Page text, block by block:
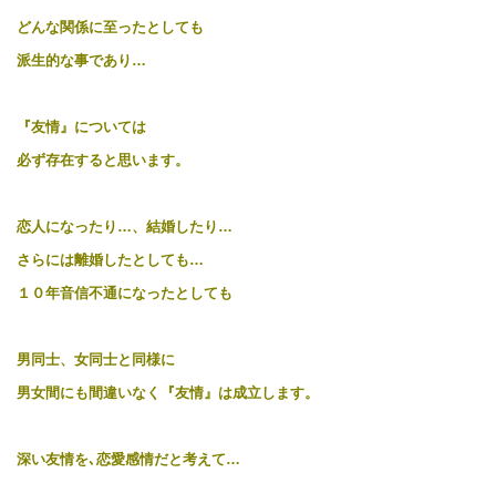
どんな関係に至ったとしても
派生的な事であり…
『友情』については
必ず存在すると思います。
恋人になったり…、結婚したり…
さらには離婚したとしても…
１０年音信不通になったとしても
男同士、女同士と同様に
男女間にも間違いなく『友情』は成立します。
深い友情を､恋愛感情だと考えて…